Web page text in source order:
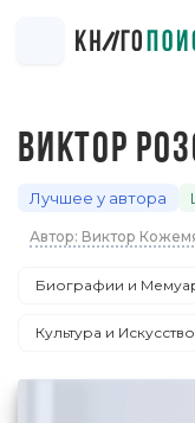
ВИКТОР
Лучшее у автора
Автор: Виктор
Биографии и
Культура и Искусство